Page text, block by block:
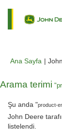
Ana Sayfa |
Arama terimi
Şu anda "product-
John Deere
listelendi.